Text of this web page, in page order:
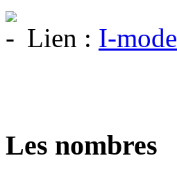
Lien : I-mode
Les nombres